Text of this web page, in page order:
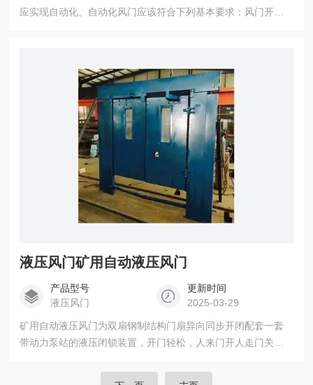
应实现自动化。自动化风门应该符合下列基本要求：风门开关
液压风门矿用自动液压风门
产品型号
液压风门
更新时间
2025-03-29
矿用自动液压风门为双扇钢制结构门扇异向同步开闭配套一套
带动力泵站的液压闭锁装置，开门轻松，人来门开人走门关时